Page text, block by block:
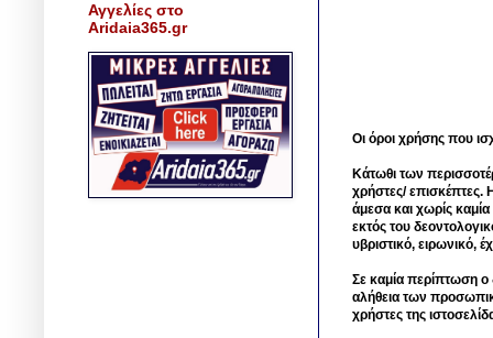
Οι όροι χρήσης που
Κάτωθι των
χρήστες/ επισκέπτες.
άμεσα και χωρίς
εκτός του
υβριστικό, ειρωνικό,
Σε καμία περίπτωση ο
αλήθεια των
χρήστες της
Αγγελίες στο
Aridaia365.gr